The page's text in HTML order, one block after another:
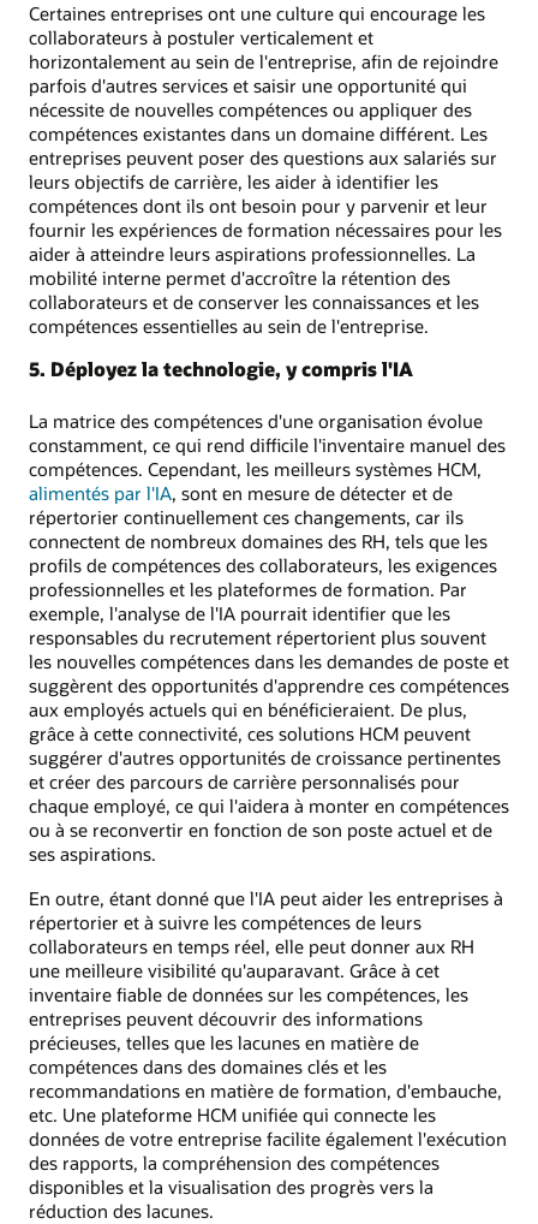
Certaines entreprises ont une culture qui encourage les
collaborateurs à postuler verticalement et
horizontalement au sein de l'entreprise, afin de rejoindre
parfois d'autres services et saisir une opportunité qui
nécessite de nouvelles compétences ou appliquer des
compétences existantes dans un domaine différent. Les
entreprises peuvent poser des questions aux salariés sur
leurs objectifs de carrière, les aider à identifier les
compétences dont ils ont besoin pour y parvenir et leur
fournir les expériences de formation nécessaires pour les
aider à atteindre leurs aspirations professionnelles. La
mobilité interne permet d'accroître la rétention des
collaborateurs et de conserver les connaissances et les
compétences essentielles au sein de l'entreprise.
5. Déployez la technologie, y compris l'IA
La matrice des compétences d'une organisation évolue
constamment, ce qui rend difficile l'inventaire manuel des
compétences. Cependant, les meilleurs systèmes HCM,
alimentés par l'IA, sont en mesure de détecter et de
répertorier continuellement ces changements, car ils
connectent de nombreux domaines des RH, tels que les
profils de compétences des collaborateurs, les exigences
professionnelles et les plateformes de formation. Par
exemple, l'analyse de l'IA pourrait identifier que les
responsables du recrutement répertorient plus souvent
les nouvelles compétences dans les demandes de poste et
suggèrent des opportunités d'apprendre ces compétences
aux employés actuels qui en bénéficieraient. De plus,
grâce à cette connectivité, ces solutions HCM peuvent
suggérer d'autres opportunités de croissance pertinentes
et créer des parcours de carrière personnalisés pour
chaque employé, ce qui l'aidera à monter en compétences
ou à se reconvertir en fonction de son poste actuel et de
ses aspirations.
En outre, étant donné que l'IA peut aider les entreprises à
répertorier et à suivre les compétences de leurs
collaborateurs en temps réel, elle peut donner aux RH
une meilleure visibilité qu'auparavant. Grâce à cet
inventaire fiable de données sur les compétences, les
entreprises peuvent découvrir des informations
précieuses, telles que les lacunes en matière de
compétences dans des domaines clés et les
recommandations en matière de formation, d'embauche,
etc. Une plateforme HCM unifiée qui connecte les
données de votre entreprise facilite également l'exécution
des rapports, la compréhension des compétences
disponibles et la visualisation des progrès vers la
réduction des lacunes.